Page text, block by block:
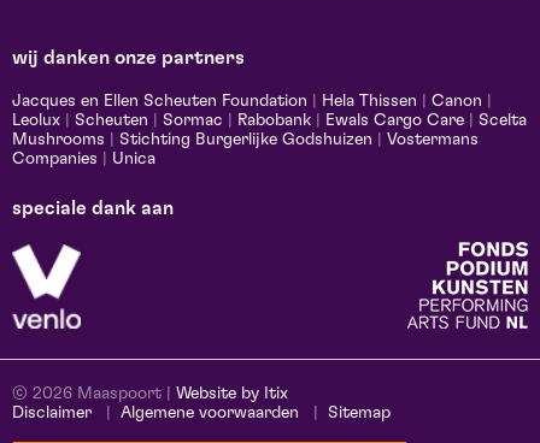
wij danken onze partners
Jacques en Ellen Scheuten Foundation Hela Thissen Canon
Leolux
Scheuten Sormac Rabobank Ewals Cargo Care
Scelta
Mushrooms
Stichting Burgerlijke Godshuizen
Vostermans
Companies
Unica
speciale dank aan
© 2026 Maaspoort | Website by Itix
Disclaimer
Algemene voorwaarden Sitemap